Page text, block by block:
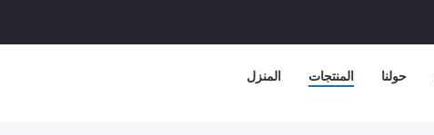
المنزل المنتجات حولنا